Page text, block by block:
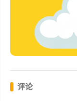
评论